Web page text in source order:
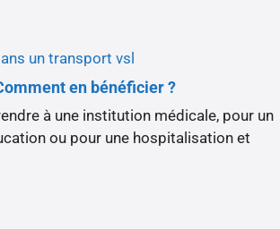
en bénéficier ?
à une institution médicale, pour un
ou pour une hospitalisation et